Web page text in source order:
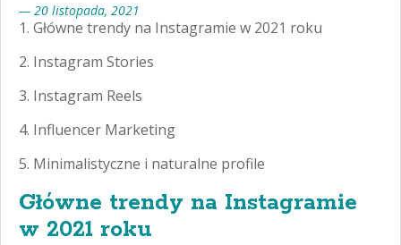
— 20 listopada, 2021
1. Główne trendy na Instagramie w 2021 roku
2. Instagram Stories
3. Instagram Reels
4. Influencer Marketing
5. Minimalistyczne i naturalne profile
Główne trendy na Instagramie
w 2021 roku